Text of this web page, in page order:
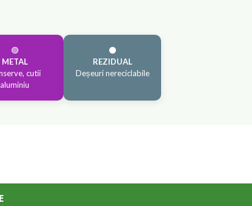
🟣
METAL
cutii
aluminiu
⚫
REZIDUAL
Deșeuri nereciclabile